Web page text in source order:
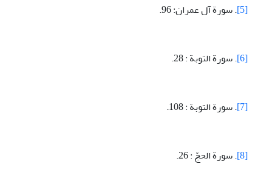
[5] . سورة آل عمران: 96.
[6] . سورة التوبة : 28.
[7] . سورة التوبة : 108.
[8] . سورة الحجّ : 26.